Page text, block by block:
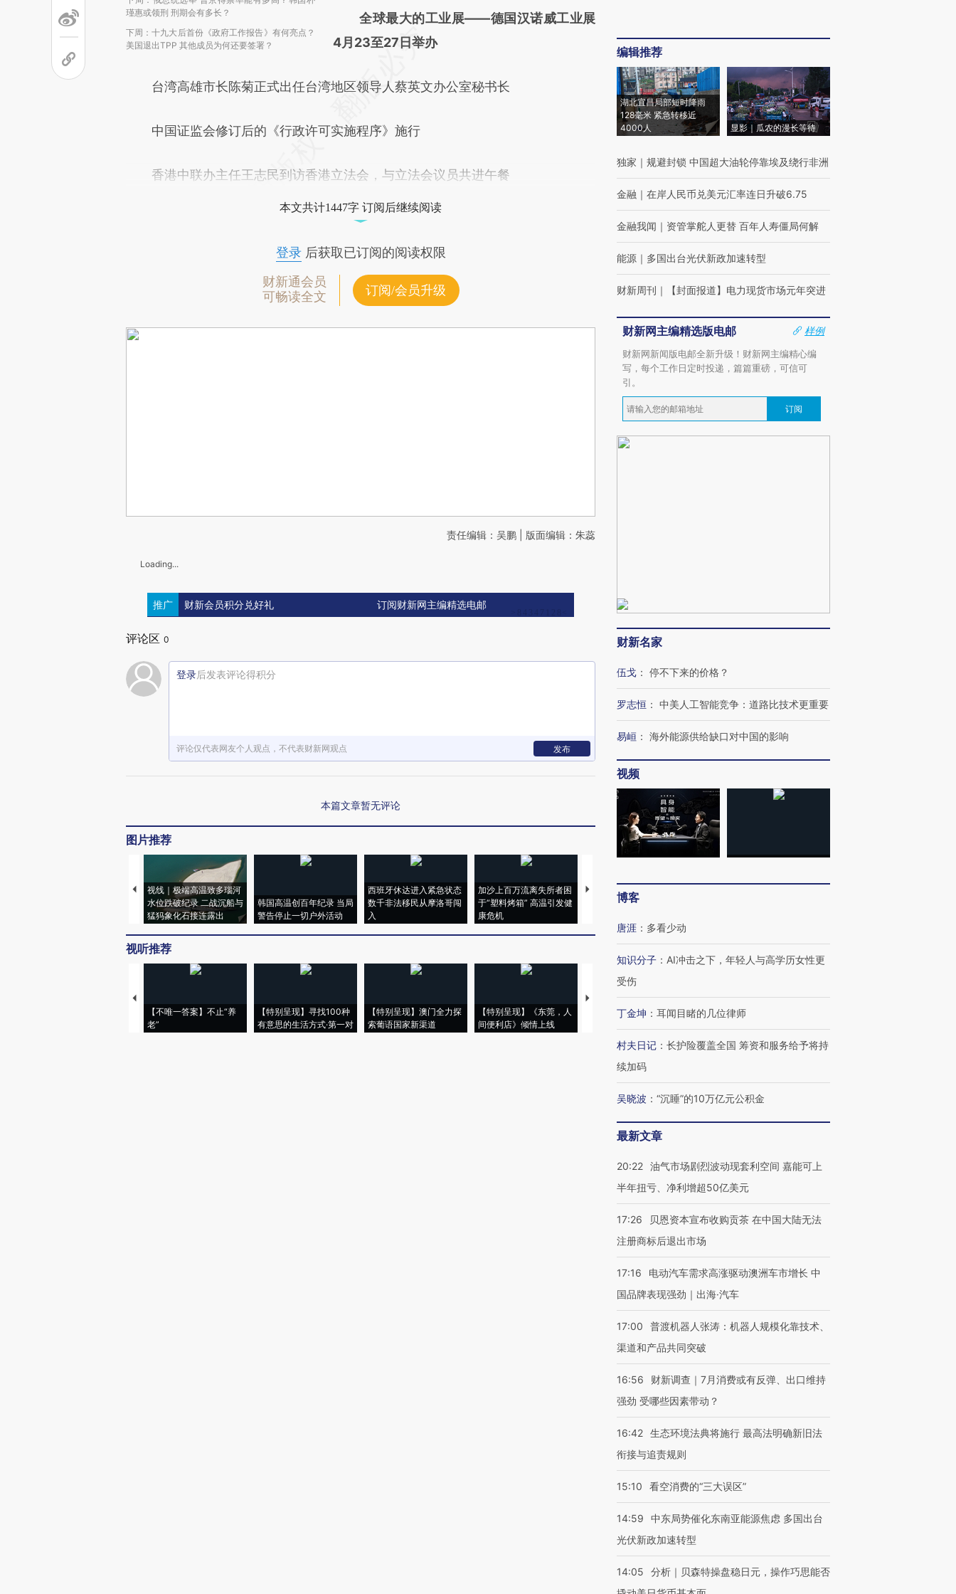
瑾惠或领刑 刑期会有多长？
下周：十九大后首份《政府工作报告》有何亮点？
美国退出TPP 其他成员为何还要签署？
全球最大的工业展——德国汉诺威工业展
4月23至27日举办
台湾高雄市长陈菊正式出任台湾地区领导人蔡英文办公室秘书长
中国证监会修订后的《行政许可实施程序》施行
香港中联办主任王志民到访香港立法会，与立法会议员共进午餐
本文共计1447字 订阅后继续阅读
登录后获取已订阅的阅读权限
财新通会员
可畅读全文
订阅/会员升级
责任编辑：吴鹏 | 版面编辑：朱蕊
Loading...
推广 财新会员积分兑好礼 订阅财新网主编精选电邮
评论区 0
登录后发表评论得积分
评论仅代表网友个人观点，不代表财新网观点 发布
本篇文章暂无评论
图片推荐
视线｜极端高温致多瑙河
水位跌破纪录 二战沉船与
猛犸象化石接连露出
韩国高温创百年纪录 当局
警告停止一切户外活动
西班牙休达进入紧急状态
数千非法移民从摩洛哥闯
入
加沙上百万流离失所者困
于“塑料烤箱” 高温引发健
康危机
视线｜HYROX的吸金
术：是什么让中产们甘
视听推荐
【不唯一答案】不止“养
老”
【特别呈现】寻找100种
有意思的生活方式·第一对
【特别呈现】澳门全力探
索葡语国家新渠道
【特别呈现】《东莞，人
间便利店》倾情上线
【推广】走进第四届链博
会，让数智科技“链”接产
【特别呈现】寻找100种
【商旅对话】华住集团
编辑推荐
湖北宜昌局部短时降雨
128毫米 紧急转移近
4000人
显影｜瓜农的漫长等待
独家 ｜ 规避封锁 中国超大油轮停靠埃及绕行非洲
金融 ｜ 在岸人民币兑美元汇率连日升破6.75
金融我闻 ｜ 资管掌舵人更替 百年人寿僵局何解
能源 ｜ 多国出台光伏新政加速转型
财新周刊 ｜ 【封面报道】电力现货市场元年突进
财新网主编精选版电邮
样例
财新网新闻版电邮全新升级！财新网主编精心编
写，每个工作日定时投递，篇篇重磅，可信可
引。
订阅
财新名家
伍戈 ： 停不下来的价格？
罗志恒 ： 中美人工智能竞争：道路比技术更重要
易峘 ： 海外能源供给缺口对中国的影响
视频
博客
唐涯 ： 多看少动
知识分子 ： AI冲击之下，年轻人与高学历女性更
受伤
丁金坤 ： 耳闻目睹的几位律师
村夫日记 ： 长护险覆盖全国 筹资和服务给予将持
续加码
吴晓波 ： “沉睡”的10万亿元公积金
最新文章
20:22 油气市场剧烈波动现套利空间 嘉能可上
半年扭亏、净利增超50亿美元
17:26
贝恩资本宣布收购贡茶 在中国大陆无法
注册商标后退出市场
17:16
电动汽车需求高涨驱动澳洲车市增长 中
国品牌表现强劲｜出海·汽车
17:00
普渡机器人张涛：机器人规模化靠技术、
渠道和产品共同突破
16:56
财新调查｜7月消费或有反弹、出口维持
强劲 受哪些因素带动？
16:42 生态环境法典将施行 最高法明确新旧法
衔接与追责规则
15:10 看空消费的“三大误区”
14:59
中东局势催化东南亚能源焦虑 多国出台
光伏新政加速转型
14:05
分析｜贝森特操盘稳日元，操作巧思能否